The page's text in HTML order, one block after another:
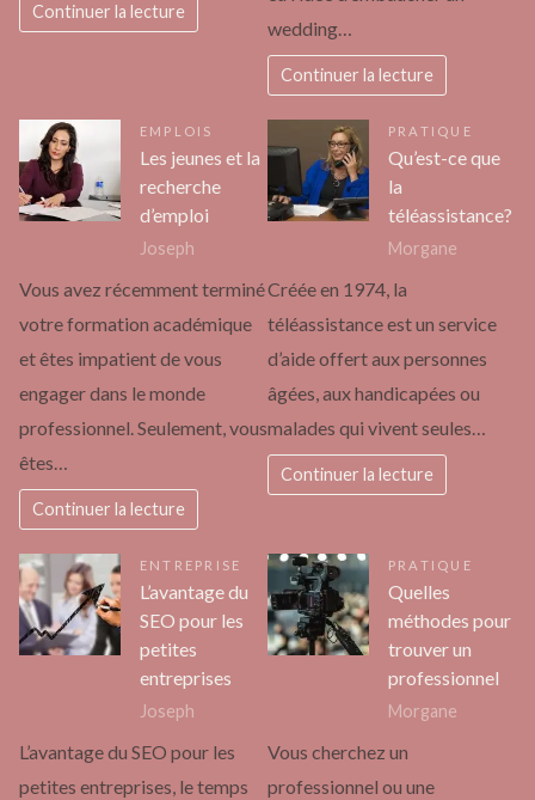
Continuer la lecture
wedding…
Continuer la lecture
EMPLOIS
Les jeunes et la
recherche
d’emploi
Joseph
Vous avez récemment terminé
votre formation académique
et êtes impatient de vous
engager dans le monde
professionnel. Seulement, vous
êtes…
Continuer la lecture
PRATIQUE
Qu’est-ce que
la
téléassistance?
Morgane
Créée en 1974, la
téléassistance est un service
d’aide offert aux personnes
âgées, aux handicapées ou
malades qui vivent seules…
Continuer la lecture
ENTREPRISE
L’avantage du
SEO pour les
petites
entreprises
Joseph
L’avantage du SEO pour les
petites entreprises, le temps
PRATIQUE
Quelles
méthodes pour
trouver un
professionnel
Morgane
Vous cherchez un
professionnel ou une